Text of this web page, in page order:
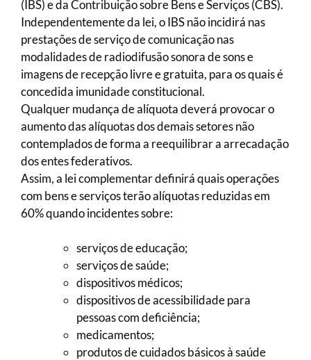
(IBS) e da Contribuição sobre Bens e Serviços (CBS).
Independentemente da lei, o IBS não incidirá nas
prestações de serviço de comunicação nas
modalidades de radiodifusão sonora de sons e
imagens de recepção livre e gratuita, para os quais é
concedida imunidade constitucional.
Qualquer mudança de alíquota deverá provocar o
aumento das alíquotas dos demais setores não
contemplados de forma a reequilibrar a arrecadação
dos entes federativos.
Assim, a lei complementar definirá quais operações
com bens e serviços terão alíquotas reduzidas em
60% quando incidentes sobre:
serviços de educação;
serviços de saúde;
dispositivos médicos;
dispositivos de acessibilidade para
pessoas com deficiência;
medicamentos;
produtos de cuidados básicos à saúde